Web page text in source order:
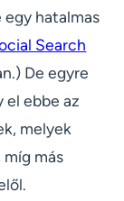
egy hatalmas
Search
De egyre
ebbe az
melyek
más